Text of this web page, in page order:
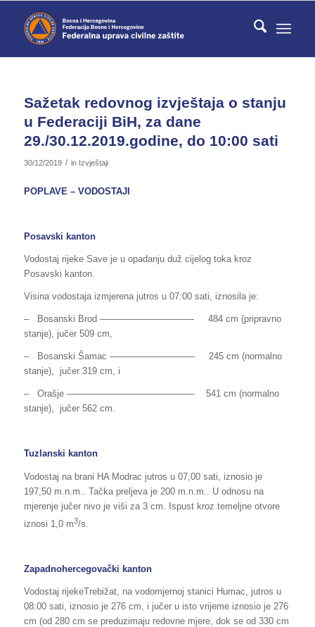
Sažetak redovnog izvještaja o stanju
u Federaciji BiH, za dane
29./30.12.2019.godine, do 10:00 sati
30/12/2019 / in Izvještaji
POPLAVE – VODOSTAJI
Posavski kanton
Vodostaj rijeke Save je u opadanju duž cijelog toka kroz
Posavski kanton.
Visina vodostaja izmjerena jutros u 07:00 sati, iznosila je:
– Bosanski Brod —————­­­­­­­—————- 484 cm (pripravno
stanje), jučer 509 cm,
– Bosanski Šamac —————————- 245 cm (normalno
stanje), jučer 319 cm, i
– Orašje —————————————— 541 cm (normalno
stanje), jučer 562 cm.
Tuzlanski kanton
Vodostaj na brani HA Modrac jutros u 07,00 sati, iznosio je
197,50 m.n.m.. Tačka preljeva je 200 m.n.m.. U odnosu na
mjerenje jučer nivo je viši za 3 cm. Ispust kroz temeljne otvore
iznosi 1,0 m3/s.
Zapadnohercegovački kanton
Vodostaj rijekeTrebižat, na vodomjernoj stanici Humac, jutros u
08:00 sati, iznosio je 276 cm, i jučer u isto vrijeme iznosio je 276
cm (od 280 cm se preduzimaju redovne mjere, dok se od 330 cm